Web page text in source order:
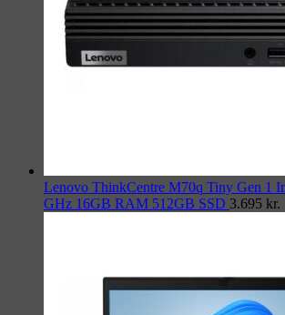
Lenovo ThinkCentre M70q Tiny Gen 1
GHz 16GB RAM 512GB SSD 3.695 kr.